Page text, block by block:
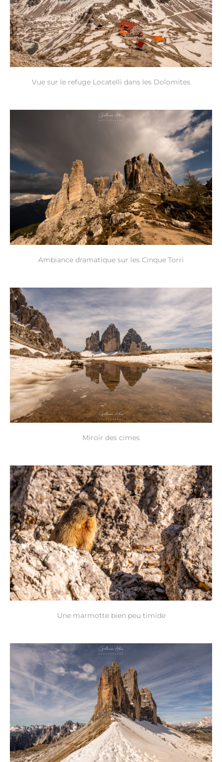
Vue sur le refuge Locatelli dans les Dolomites
Ambiance dramatique sur les Cinque Torri
Miroir des cimes
Une marmotte bien peu timide